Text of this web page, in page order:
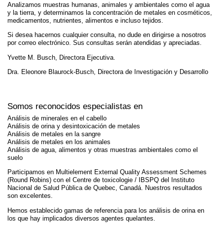
Analizamos muestras humanas, animales y ambientales como el agua
y la tierra, y determinamos la concentración de metales en cosméticos,
medicamentos, nutrientes, alimentos e incluso tejidos.
Si desea hacernos cualquier consulta, no dude en dirigirse a nosotros
por correo electrónico. Sus consultas serán atendidas y apreciadas.
Yvette M. Busch, Directora Ejecutiva.
Dra. Eleonore Blaurock-Busch, Directora de Investigación y Desarrollo
Somos reconocidos especialistas en
Análisis de minerales en el cabello
Análisis de orina y desintoxicación de metales
Análisis de metales en la sangre
Análisis de metales en los animales
Análisis de agua, alimentos y otras muestras ambientales como el
suelo
Participamos en Multielement External Quality Assessment Schemes
(Round Robins) con el Centre de toxicologie / IBSPQ del Instituto
Nacional de Salud Pública de Quebec, Canadá. Nuestros resultados
son excelentes.
Hemos establecido gamas de referencia para los análisis de orina en
los que hay implicados diversos agentes quelantes.